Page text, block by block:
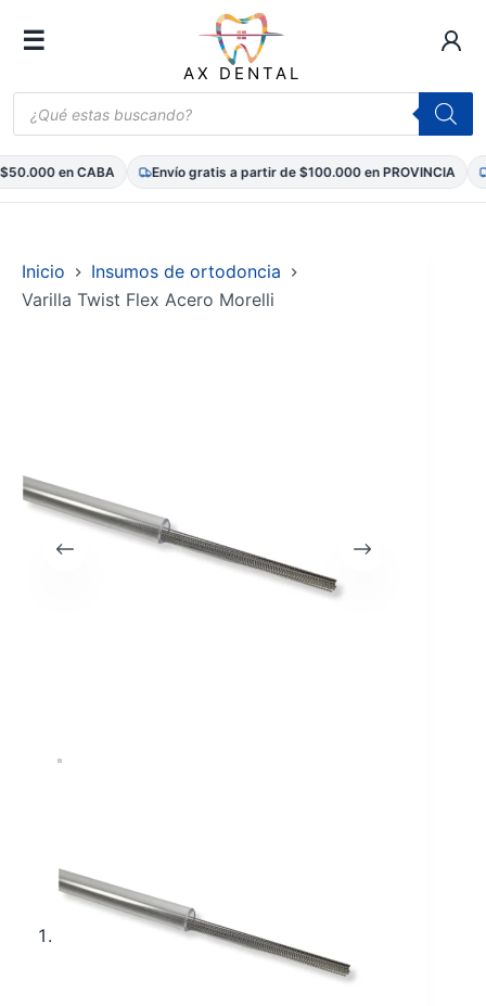
☰
AX DENTAL
Búsqueda
de
productos
en CABA Envío gratis a partir de $100.000 en PROVINCIA
contenido
Inicio
Insumos de ortodoncia
Varilla Twist Flex Acero Morelli